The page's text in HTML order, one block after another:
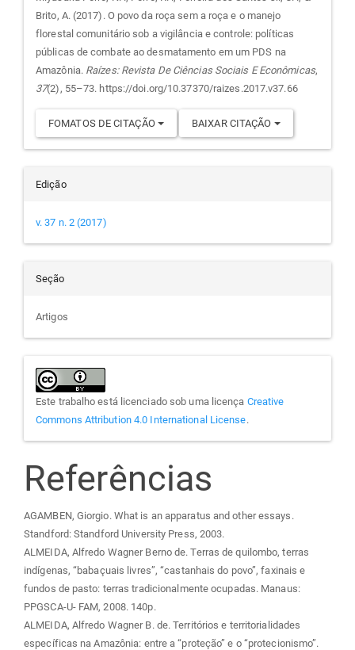
artigo
Brito, A. (2017). O povo da roça sem a roça e o manejo
florestal comunitário sob a vigilância e controle: políticas
públicas de combate ao desmatamento em um PDS na
Amazônia. Raízes: Revista De Ciências Sociais E Econômicas,
37(2), 55–73. https://doi.org/10.37370/raizes.2017.v37.66
FOMATOS DE CITAÇÃO BAIXAR CITAÇÃO
Edição
v. 37 n. 2 (2017)
Seção
Artigos
Este trabalho está licenciado sob uma licença Creative
Commons Attribution 4.0 International License.
Referências
AGAMBEN, Giorgio. What is an apparatus and other essays.
Standford: Standford University Press, 2003.
ALMEIDA, Alfredo Wagner Berno de. Terras de quilombo, terras
indígenas, “babaçuais livres”, “castanhais do povo”, faxinais e
fundos de pasto: terras tradicionalmente ocupadas. Manaus:
PPGSCA-U- FAM, 2008. 140p.
ALMEIDA, Alfredo Wagner B. de. Territórios e territorialidades
específicas na Amazônia: entre a “proteção” e o “protecionismo”.